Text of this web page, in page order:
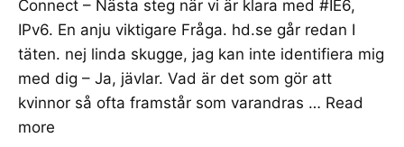
Connect – Nästa steg när vi är klara med #IE6,
IPv6. En anju viktigare Fråga. hd.se går redan I
täten. nej linda skugge, jag kan inte identifiera mig
med dig – Ja, jävlar. Vad är det som gör att
kvinnor så ofta framstår som varandras … Read
more